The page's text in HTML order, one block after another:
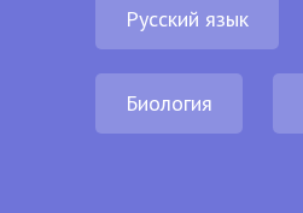
Русский язык
Биология